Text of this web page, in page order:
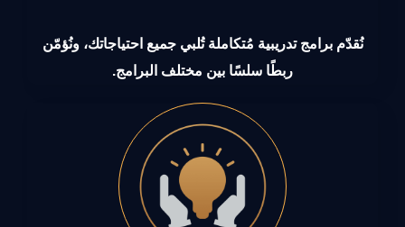
نُقدّم برامج تدريبية مُتكاملة تُلبي جميع احتياجاتك، ونُؤمّن
ربطًا سلسًا بين مختلف البرامج.